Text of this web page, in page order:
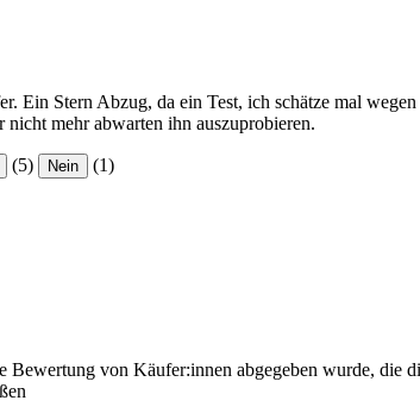
Ein Stern Abzug, da ein Test, ich schätze mal
mehr abwarten ihn auszuprobieren.
(5) Nein (1)
Bewertung von Käufer:innen abgegeben wurde, die